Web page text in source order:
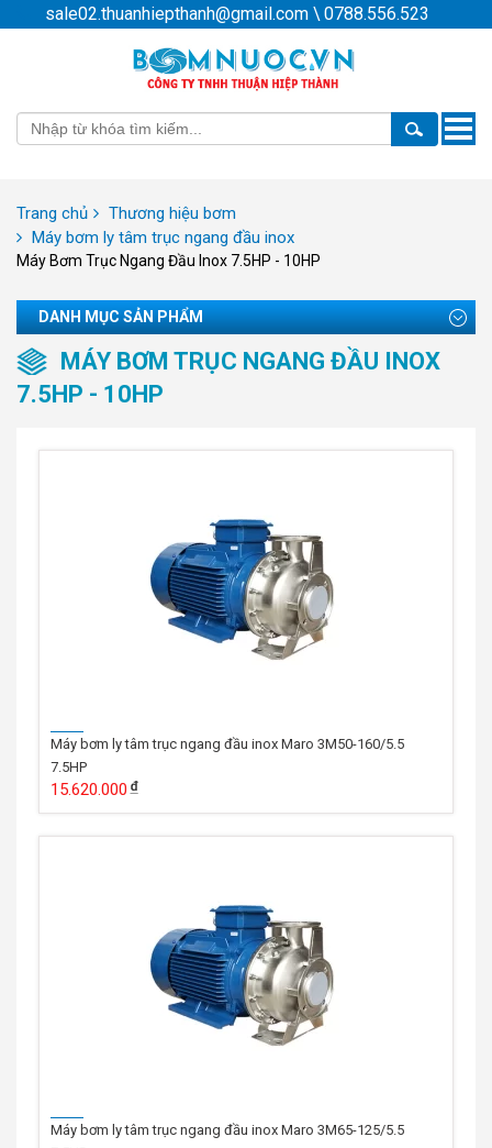
sale02.thuanhiepthanh@gmail.com \ 0788.556.523
Toggle
Trang chủ
Thương hiệu bơm
Máy bơm ly tâm trục ngang đầu inox
Máy Bơm Trục Ngang Đầu Inox 7.5HP - 10HP
DANH MỤC SẢN PHẨM
MÁY BƠM TRỤC NGANG ĐẦU INOX
7.5HP - 10HP
Máy bơm ly tâm trục ngang đầu inox Maro 3M50-160/5.5
7.5HP
15.620.000
Máy bơm ly tâm trục ngang đầu inox Maro 3M65-125/5.5